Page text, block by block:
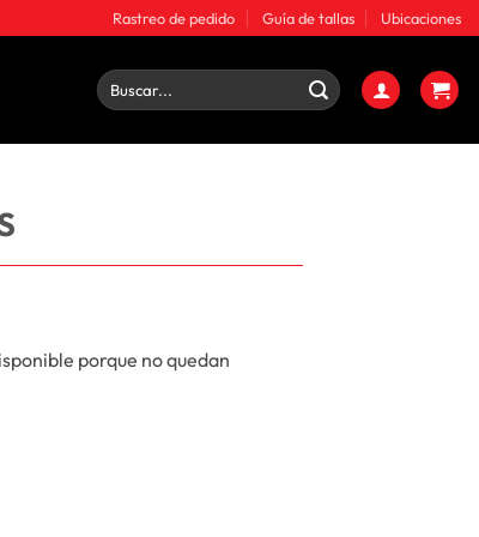
Rastreo de pedido Guía de tallas Ubicaciones
Buscar
por:
porque no quedan